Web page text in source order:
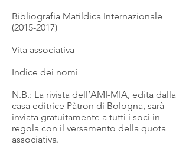
Bibliografia Matildica Internazionale
(2015-2017)
Vita associativa
Indice dei nomi
N.B.: La rivista dell’AMI-MIA, edita dalla
casa editrice Pàtron di Bologna, sarà
inviata gratuitamente a tutti i soci in
regola con il versamento della quota
associativa.